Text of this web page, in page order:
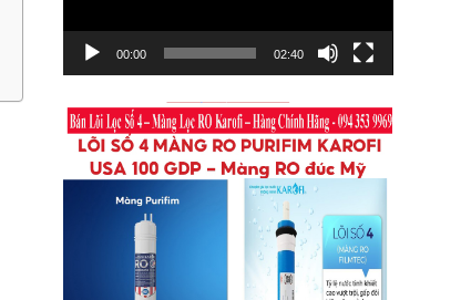
00:00 02:40